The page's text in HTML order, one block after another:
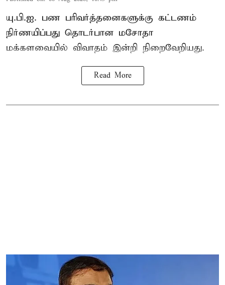
யு.பி.ஐ. பண பரிவர்த்தனைகளுக்கு கட்டணம்
நிர்ணயிப்பது தொடர்பான மசோதா
மக்களவையில் விவாதம் இன்றி நிறைவேறியது.
Read More